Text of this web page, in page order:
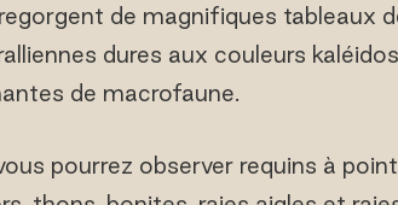
de magnifiques tableaux
dures aux couleurs
de macrofaune.
pourrez observer requins à